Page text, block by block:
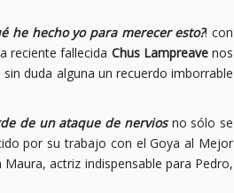
he hecho yo para merecer esto?! con
reciente fallecida Chus Lampreavenos
duda alguna un recuerdo imborrable
de un ataque de nerviosno sólo se
por su trabajo con el Goya al Mejor
actriz indispensable para Pedro,